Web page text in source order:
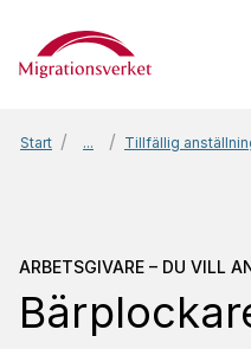
Start
Start ... Tillfällig
ARBETSGIVARE – DU VILL